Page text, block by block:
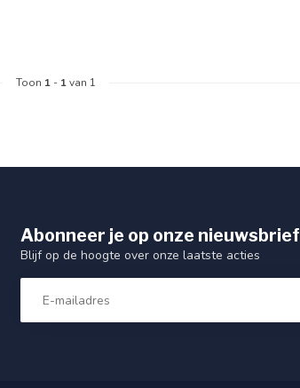
Toon 1 - 1van 1
Abonneer je op onze nieuwsbrief
Blijf op de hoogte over onze laatste acties